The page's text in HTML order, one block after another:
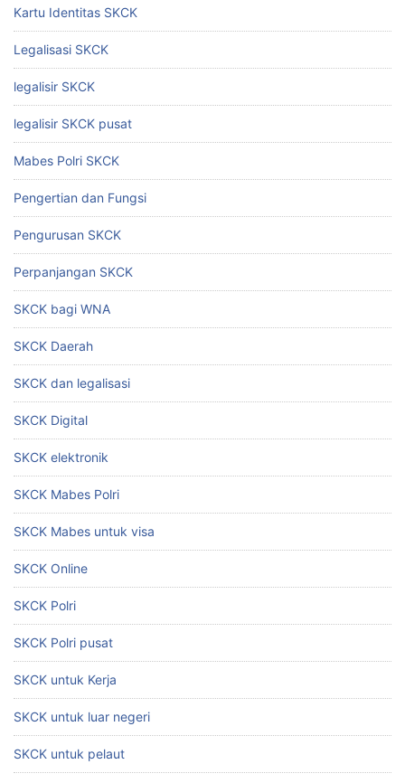
Kartu Identitas SKCK
Legalisasi SKCK
legalisir SKCK
legalisir SKCK pusat
Mabes Polri SKCK
Pengertian dan Fungsi
Pengurusan SKCK
Perpanjangan SKCK
SKCK bagi WNA
SKCK Daerah
SKCK dan legalisasi
SKCK Digital
SKCK elektronik
SKCK Mabes Polri
SKCK Mabes untuk visa
SKCK Online
SKCK Polri
SKCK Polri pusat
SKCK untuk Kerja
SKCK untuk luar negeri
SKCK untuk pelaut